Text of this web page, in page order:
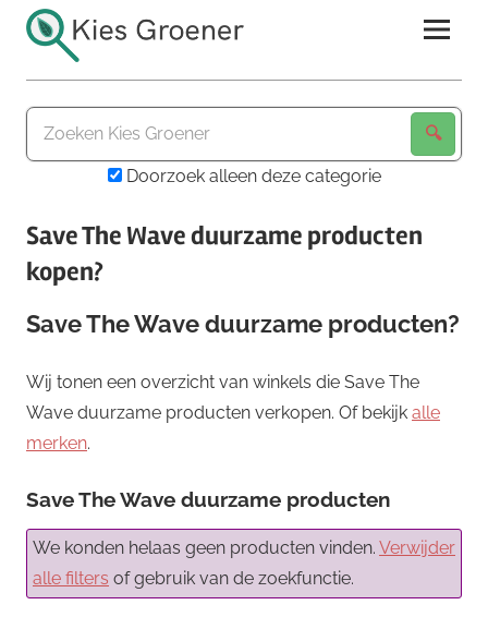
naar
inhoudKies
GroenerDoorzoek alleen deze categorie
Save The Wave duurzame producten
kopen?
Save The Wave duurzame producten?
Wij tonen een overzicht van winkels die Save The
Wave duurzame producten verkopen. Of bekijk alle
merken.
Save The Wave duurzame producten
We konden helaas geen producten vinden. Verwijder
alle filters of gebruik van de zoekfunctie.